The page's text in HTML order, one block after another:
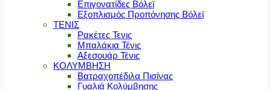
Επιγονατίδες Βόλεϊ
Εξοπλισμός Προπόνησης Βόλεϊ
ΤΕΝΙΣ
Ρακέτες Τενις
Μπαλάκια Τένις
Αξεσουάρ Τένις
ΚΟΛΥΜΒΗΣΗ
Βατραχοπέδιλα Πισίνας
Γυαλιά Κολύμβησης